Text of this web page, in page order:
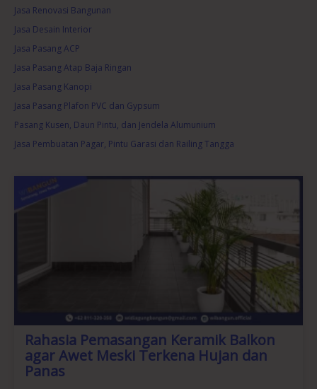
Jasa Renovasi Bangunan
Jasa Desain Interior
Jasa Pasang ACP
Jasa Pasang Atap Baja Ringan
Jasa Pasang Kanopi
Jasa Pasang Plafon PVC dan Gypsum
Pasang Kusen, Daun Pintu, dan Jendela Alumunium
Jasa Pembuatan Pagar, Pintu Garasi dan Railing Tangga
Rahasia Pemasangan Keramik Balkon
agar Awet Meski Terkena Hujan dan
Panas